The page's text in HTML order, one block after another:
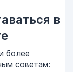
в
более
советам: